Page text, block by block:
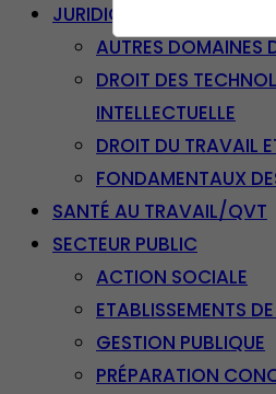
JURIDIQUE
AUTRES DOMAINES
DROIT DES
INTELLECTUELLE
DROIT DU TRAVAIL
FONDAMENTAUX
SANTÉ AU TRAVAIL/QVT
SECTEUR PUBLIC
ACTION SOCIALE
ETABLISSEMENTS
GESTION PUBLIQUE
PRÉPARATION